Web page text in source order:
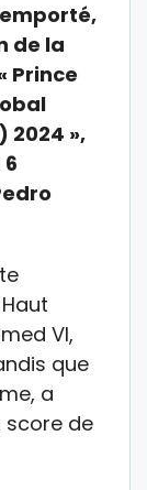
de la
Prince
2024 »,
VI,
que
a
score de